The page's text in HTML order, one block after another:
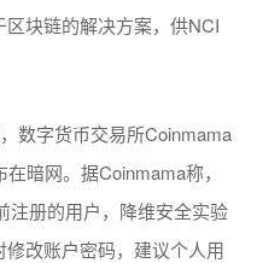
块链的解决方案，供NCI
数字货币交易所Coinmama
暗网。据Coinmama称，
注册的用户，降维安全实验
改账户密码，建议个人用